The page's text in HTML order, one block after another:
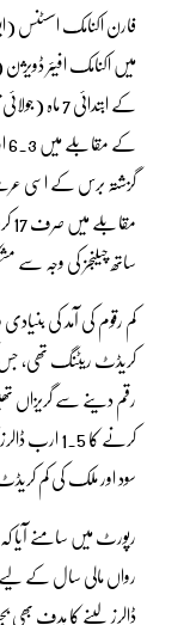
فارن اکنامک
ساتھ چیلنجز کی وجہ
کم رقوم کی آمد کی
کریڈٹ ریٹنگ تھی، جس
رقم دینے سے گریزاں
کرنے کا
سود اور ملک کی کم
ڈالرز لینے کا ہدف